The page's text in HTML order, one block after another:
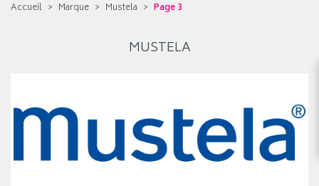
Accueil Marque Mustela Page 3
MUSTELA